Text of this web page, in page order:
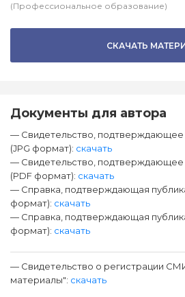
(Профессиональное образование)
СКАЧАТЬ
Документы для автора
— Свидетельство,
(JPG формат): скачать
— Свидетельство,
(PDF формат): скачать
— Справка, подтверждающая
формат): скачать
— Справка, подтверждающая
формат): скачать
— Свидетельство о регистрации
материалы": скачать